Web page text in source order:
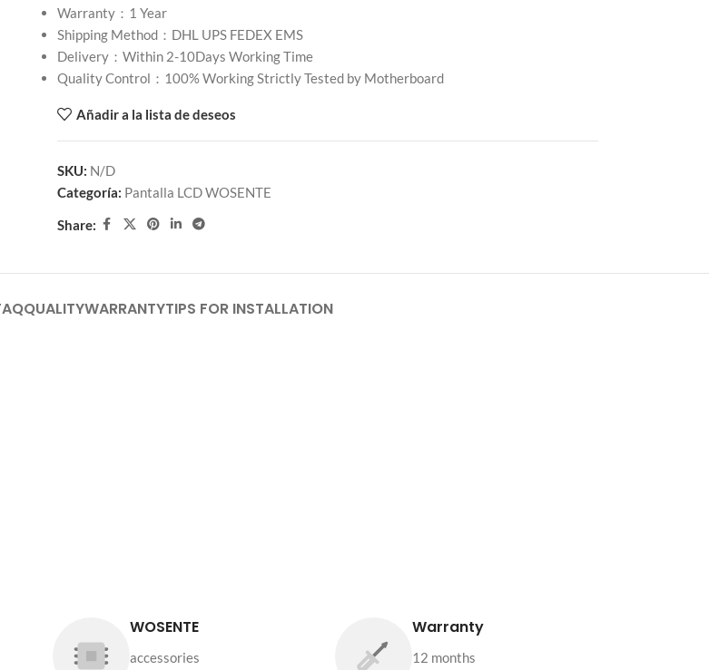
Warranty：1 Year
Shipping Method：DHL UPS FEDEX EMS
Delivery：Within 2-10Days Working Time
Quality Control：100% Working Strictly Tested by Motherboard
Añadir a la lista de deseos
SKU: N/D
Categoría: Pantalla LCD WOSENTE
Share:
QUALITYWARRANTYTIPS FOR INSTALLATION
WOSENTE
accessories
Warranty
12 months